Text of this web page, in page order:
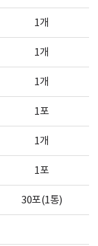
1개
1개
1개
1포
1개
1포
30포(1통)